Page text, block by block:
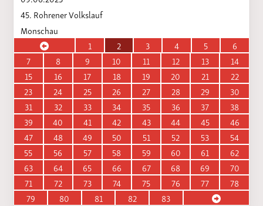
45. Rohrener Volkslauf
Monschau
1
2 3 4 5
6
7
8 9 10 11 12 13
14
15
16 17 18 19 20 21
22
23
24 25 26 27 28 29
30
31
32 33 34 35 36 37
38
39
40 41 42 43 44 45
46
47
48 49 50 51 52 53
54
55
56 57 58 59 60 61
62
63
64 65 66 67 68 69
70
71
72 73 74 75 76 77
78
79
80 81 82 83